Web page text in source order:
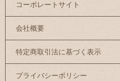
コーポレートサイト
会社概要
特定商取引法に基づく表示
プライバシーポリシー